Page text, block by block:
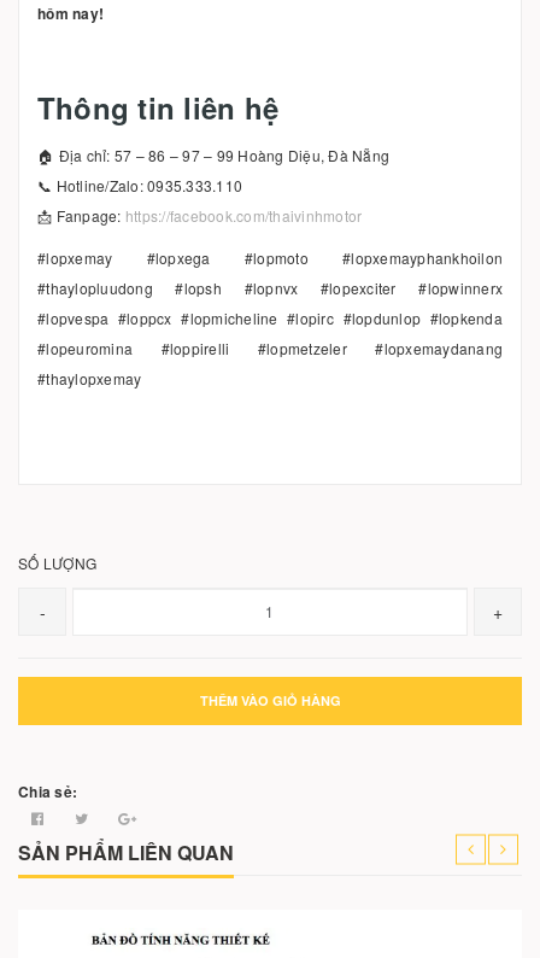
hôm nay!
Thông tin liên hệ
🏠 Địa chỉ: 57 – 86 – 97 – 99 Hoàng Diệu, Đà Nẵng
📞 Hotline/Zalo: 0935.333.110
📩 Fanpage: https://facebook.com/thaivinhmotor
#lopxemay #lopxega #lopmoto #lopxemayphankhoilon
#thaylopluudong #lopsh #lopnvx #lopexciter #lopwinnerx
#lopvespa #loppcx #lopmicheline #lopirc #lopdunlop #lopkenda
#lopeuromina #loppirelli #lopmetzeler #lopxemaydanang
#thaylopxemay
SỐ LƯỢNG
- +
THÊM VÀO GIỎ HÀNG
Chia sẻ:
SẢN PHẨM LIÊN QUAN